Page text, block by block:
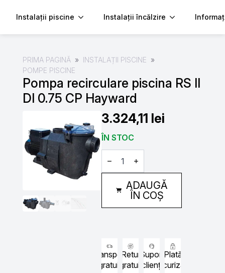
Instalații piscine Instalații încălzire
PRIMA PAGINĂ
INSTALAȚII PISCINE
POMPE PISCINE
Pompa recirculare piscina RS II
DI 0.75 CP Hayward
3.324,11 lei
ÎN STOC
Cantitate
Pompa
0.75
ADAUGĂ
ÎN COȘ
Transport
gratuit
Retur
gratuit
Suport
clienți
Plată
securizată